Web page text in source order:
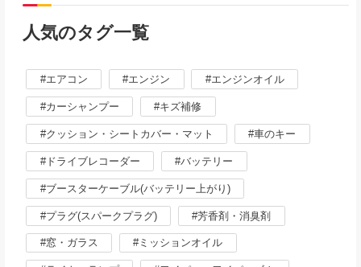
人気のタグ一覧
エアコン エンジン エンジンオイル
カーシャンプー キズ補修
クッション・シートカバー・マット 車のキー
ドライブレコーダー バッテリー
ブースターケーブル(バッテリー上がり)
プラグ(スパークプラグ) 芳香剤・消臭剤
窓・ガラス ミッションオイル